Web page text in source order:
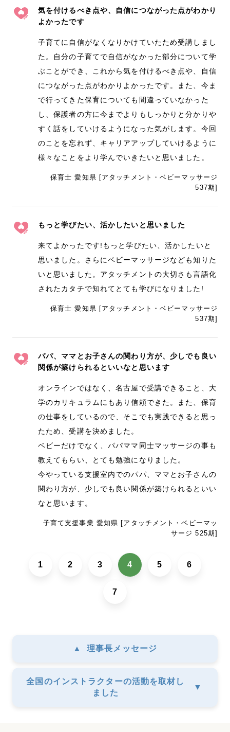
気を付けるべき点や、自信につながった点がわかり
よかったです
子育てに自信がなくなりかけていたため受講しまし
た。自分の子育てで自信がなかった部分について学
ぶことができ、これから気を付けるべき点や、自信
につながった点がわかりよかったです。また、今ま
で行ってきた保育についても間違っていなかった
し、保護者の方に今までよりもしっかりと分かりや
すく話をしていけるようになった気がします。今回
のことを忘れず、キャリアアップしていけるように
様々なことをより学んでいきたいと思いました。
保育士 愛知県 [アタッチメント・ベビーマッサージ
537期]
もっと学びたい、活かしたいと思いました
来てよかったです!もっと学びたい、活かしたいと
思いました。さらにベビーマッサージなども知りた
いと思いました。アタッチメントの大切さも言語化
されたカタチで知れてとても学びになりました!
保育士 愛知県 [アタッチメント・ベビーマッサージ
537期]
パパ、ママとお子さんの関わり方が、少しでも良い
関係が築けられるといいなと思います
オンラインではなく、名古屋で受講できること、大
学のカリキュラムにもあり信頼できた。また、保育
の仕事をしているので、そこでも実践できると思っ
たため、受講を決めました。
ベビーだけでなく、パパママ同士マッサージの事も
教えてもらい、とても勉強になりました。
今やっている支援室内でのパパ、ママとお子さんの
関わり方が、少しでも良い関係が築けられるといい
なと思います。
子育て支援事業 愛知県 [アタッチメント・ベビーマッ
サージ 525期]
1 2 3 4 5 6
7
▲ 理事長メッセージ
全国のインストラクターの活動を取材し
ました
▼